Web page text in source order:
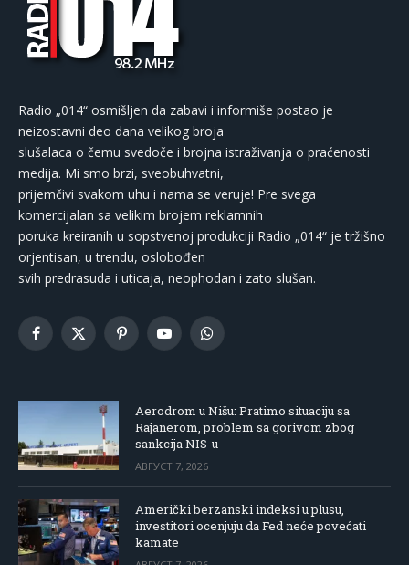
Radio „014“ osmišljen da zabavi i informiše postao je
neizostavni deo dana velikog broja
slušalaca o čemu svedoče i brojna istraživanja o praćenosti
medija. Mi smo brzi, sveobuhvatni,
prijemčivi svakom uhu i nama se veruje! Pre svega
komercijalan sa velikim brojem reklamnih
poruka kreiranih u sopstvenoj produkciji Radio „014“ je tržišno
orjentisan, u trendu, oslobođen
svih predrasuda i uticaja, neophodan i zato slušan.
Facebook
X
PinterestYouTubeWhatsApp
Aerodrom u Nišu: Pratimo situaciju sa
Rajanerom, problem sa gorivom zbog
sankcija NIS-u
АВГУСТ 7, 2026
Američki berzanski indeksi u plusu,
investitori ocenjuju da Fed neće povećati
kamate